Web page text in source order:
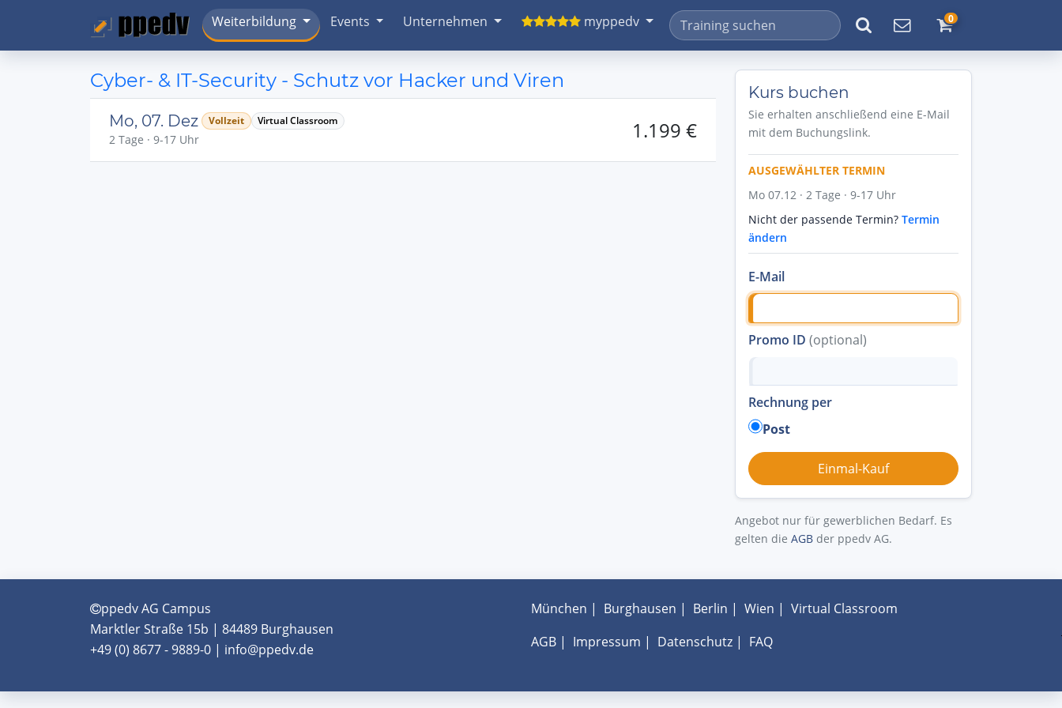
Weiterbildung Events Unternehmen myppedv 0
Cyber- & IT-Security - Schutz vor Hacker und Viren
Mo, 07. Dez Vollzeit Virtual Classroom
2 Tage · 9-17 Uhr 1.199 €
Kurs buchen
Sie erhalten anschließend eine E-Mail
mit dem Buchungslink.
AUSGEWÄHLTER TERMIN
Mo 07.12 · 2 Tage · 9-17 Uhr
Nicht der passende Termin? Termin
ändern
E-Mail
Promo ID (optional)
Rechnung per
Post
Angebot nur für gewerblichen Bedarf. Es
gelten die AGB der ppedv AG.
ppedv AG Campus
Marktler Straße 15b | 84489 Burghausen
+49 (0) 8677 - 9889-0 | info@ppedv.de
München | Burghausen | Berlin | Wien | Virtual Classroom
AGB| Impressum | Datenschutz| FAQ